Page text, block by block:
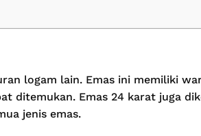
logam lain. Emas ini memiliki
ditemukan. Emas 24 karat juga
jenis emas.